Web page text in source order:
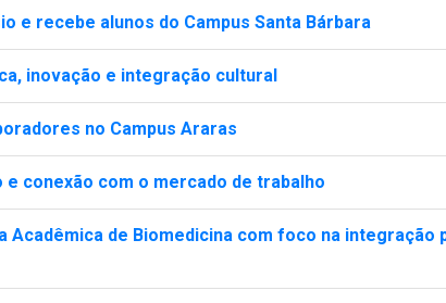
e recebe alunos do Campus Santa Bárbara
inovação e integração cultural
no Campus Araras
e conexão com o mercado de trabalho
Acadêmica de Biomedicina com foco na integração